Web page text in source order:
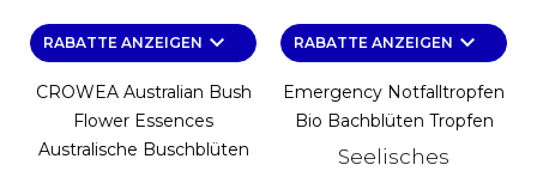
RABATTE ANZEIGEN keyboard_arrow_down
CROWEA Australian Bush
Flower Essences
Australische Buschblüten
RABATTE ANZEIGEN keyboard_arrow_down
Emergency Notfalltropfen
Bio Bachblüten Tropfen
Seelisches